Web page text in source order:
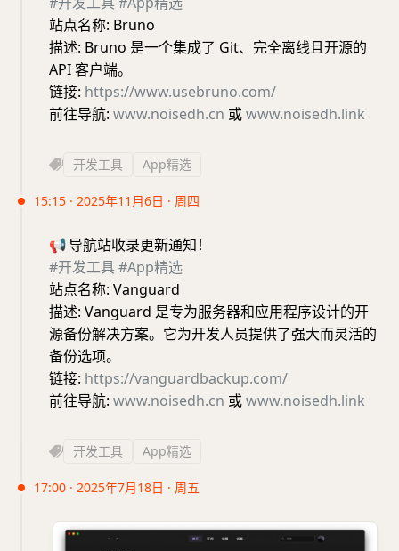
站点名称: Bruno
描述: Bruno 是一个集成了 Git、完全离线且开源的
API 客户端。
链接: https://www.usebruno.com/
前往导航: www.noisedh.cn 或www.noisedh.link
开发工具 App精选
15:15 · 2025年11月6日 · 周四
📢导航站收录更新通知！
#开发工具#App精选
站点名称: Vanguard
描述: Vanguard 是专为服务器和应用程序设计的开
源备份解决方案。它为开发人员提供了强大而灵活的
备份选项。
链接: https://vanguardbackup.com/
前往导航: www.noisedh.cn 或www.noisedh.link
开发工具 App精选
17:00 · 2025年7月18日 · 周五